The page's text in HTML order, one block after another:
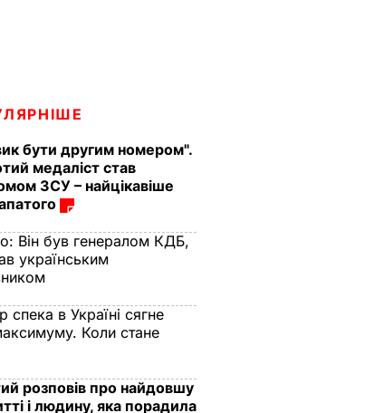
бути другим номером".
медаліст став
ЗСУ – найцікавіше
Він був генералом КДБ,
українським
спека в Україні сягне
Коли стане
розповів про найдовшу
і людину, яка порадила